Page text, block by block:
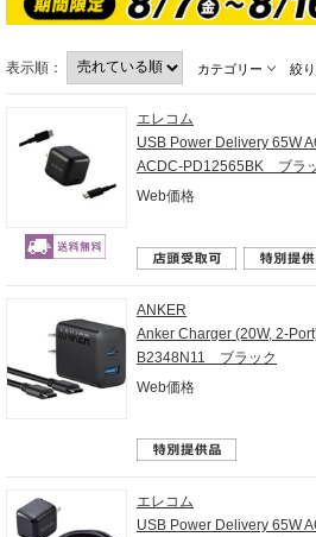
表示順： カテゴリー 絞
エレコム
USB Power Delivery 65W
ACDC-PD12565BK ブラ
Web価格
ANKER
Anker Charger (20W, 2-
B2348N11 ブラック
Web価格
エレコム
USB Power Delivery 65W